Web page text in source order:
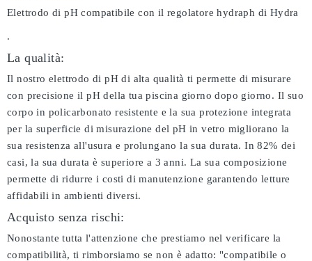
Elettrodo di pH compatibile con il regolatore hydraph di Hydra
.
La qualità:
Il nostro elettrodo di pH di alta qualità ti permette di misurare
con precisione il pH della tua piscina giorno dopo giorno. Il suo
corpo in policarbonato resistente e la sua protezione integrata
per la superficie di misurazione del pH in vetro migliorano la
sua resistenza all'usura e prolungano la sua durata. In 82% dei
casi, la sua durata è superiore a 3 anni. La sua composizione
permette di ridurre i costi di manutenzione garantendo letture
affidabili in ambienti diversi.
Acquisto senza rischi:
Nonostante tutta l'attenzione che prestiamo nel verificare la
compatibilità, ti rimborsiamo se non è adatto: "compatibile o